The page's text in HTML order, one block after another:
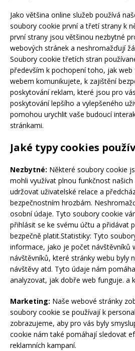
Jako většina online služeb používá
soubory cookie první a třetí strany k
první strany jsou většinou nezbytné
webových stránek a neshromažďují
Soubory cookie třetích stran
především k pochopení toho, jak web
webem komunikujete, k zajištění
poskytování reklam, které jsou pro
poskytování lepšího a vylepšeného
pomohou urychlit vaše budoucí
stránkami.
Jaké typy cookies
Nezbytné: Některé soubory cookie
mohli využívat plnou funkčnost
udržovat uživatelské relace a
bezpečnostním hrozbám.
osobní údaje. Tyto soubory cookie
přihlásit se ke svému účtu a přidávat
bezpečně platit.Statistiky: Tyto
informace, jako je počet návštěvníků
návštěvníků, které stránky webu byly
návštěvy atd. Tyto údaje nám
analyzovat, jak dobře web funguje. a
Marketing: Naše webové stránky
soubory cookie se používají k
zobrazujeme, aby pro vás byly
cookie nám také pomáhají sledovat
reklamních kampaní.